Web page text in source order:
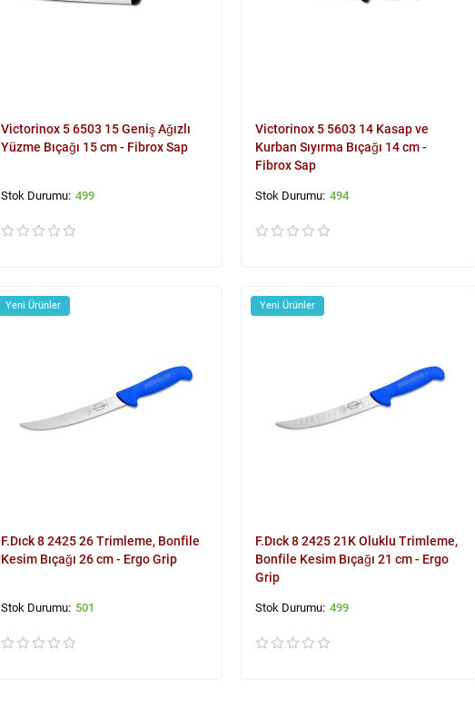
Victorinox 5 6503 15 Geniş Ağızlı
Yüzme Bıçağı 15 cm - Fibrox Sap
499
Victorinox 5 5603 14 Kasap ve
Kurban Sıyırma Bıçağı 14 cm -
Fibrox Sap
494
Yeni Ürünler
F.Dıck 8 2425 26 Trimleme, Bonfile
Kesim Bıçağı 26 cm - Ergo Grip
501
Yeni Ürünler
F.Dıck 8 2425 21K Oluklu Trimleme,
Bonfile Kesim Bıçağı 21 cm - Ergo
Grip
499